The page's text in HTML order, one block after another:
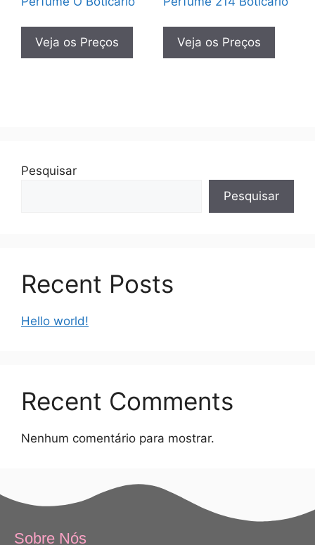
Veja os Preços Veja os Preços
Pesquisar
Pesquisar
Recent Posts
Hello world!
Recent Comments
Nenhum comentário para mostrar.
Sobre Nós